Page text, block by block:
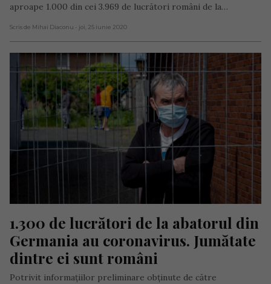
aproape 1.000 din cei 3.969 de lucrători români de la…
Scris de Mihai Diaconu - joi, 25 iunie 2020
1.300 de lucrători de la abatorul din
Germania au coronavirus. Jumătate
dintre ei sunt români
Potrivit informațiilor preliminare obținute de către